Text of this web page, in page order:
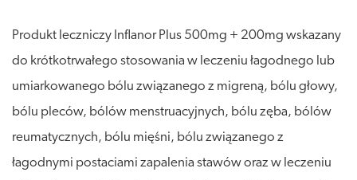
Produkt leczniczy Inflanor Plus 500mg + 200mg wskazany
do krótkotrwałego stosowania w leczeniu łagodnego lub
umiarkowanego bólu związanego z migreną, bólu głowy,
bólu pleców, bólów menstruacyjnych, bólu zęba, bólów
reumatycznych, bólu mięśni, bólu związanego z
łagodnymi postaciami zapalenia stawów oraz w leczeniu